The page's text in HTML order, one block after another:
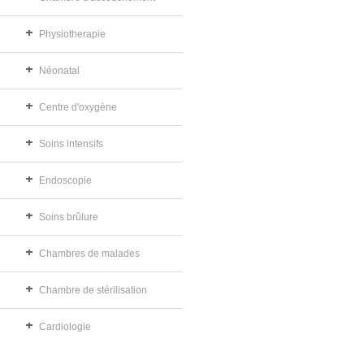
Physiotherapie
Néonatal
Centre d'oxygène
Soins intensifs
Endoscopie
Soins brûlure
Chambres de malades
Chambre de stérilisation
Cardiologie